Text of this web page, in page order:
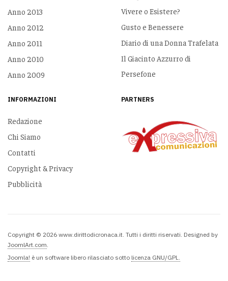
Anno 2013
Anno 2012
Anno 2011
Anno 2010
Anno 2009
Vivere o Esistere?
Gusto e Benessere
Diario di una Donna Trafelata
Il Giacinto Azzurro di
Persefone
INFORMAZIONI
Redazione
Chi Siamo
Contatti
Copyright & Privacy
Pubblicità
PARTNERS
Copyright © 2026 www.dirittodicronaca.it. Tutti i diritti riservati. Designed by
JoomlArt.com
Joomla! è un software libero rilasciato sotto licenza GNU/GPL.